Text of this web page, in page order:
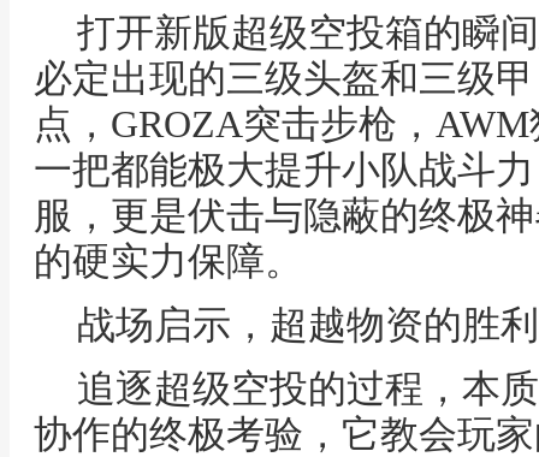
打开新版超级空投箱的瞬
必定出现的三级头盔和三级
点，GROZA突击步枪，
一把都能极大提升小队战斗
服，更是伏击与隐蔽的终极
的硬实力保障。
战场启示，超越物资的胜
追逐超级空投的过程，本
协作的终极考验，它教会玩